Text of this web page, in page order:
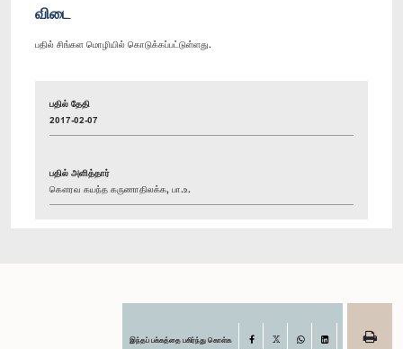
விடை
பதில் சிங்கள மொழியில் கொடுக்கப்பட்டுள்ளது.
பதில் தேதி
2017-02-07
பதில் அளித்தார்
கௌரவ கயந்த கருணாதிலக்க, பா.உ.
இந்தப் பக்கத்தை பகிர்ந்து கொள்க Facebook